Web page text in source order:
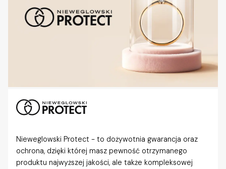
Nieweglowski Protect - to dożywotnia gwarancja oraz
ochrona, dzięki której masz pewność otrzymanego
produktu najwyższej jakości, ale także kompleksowej